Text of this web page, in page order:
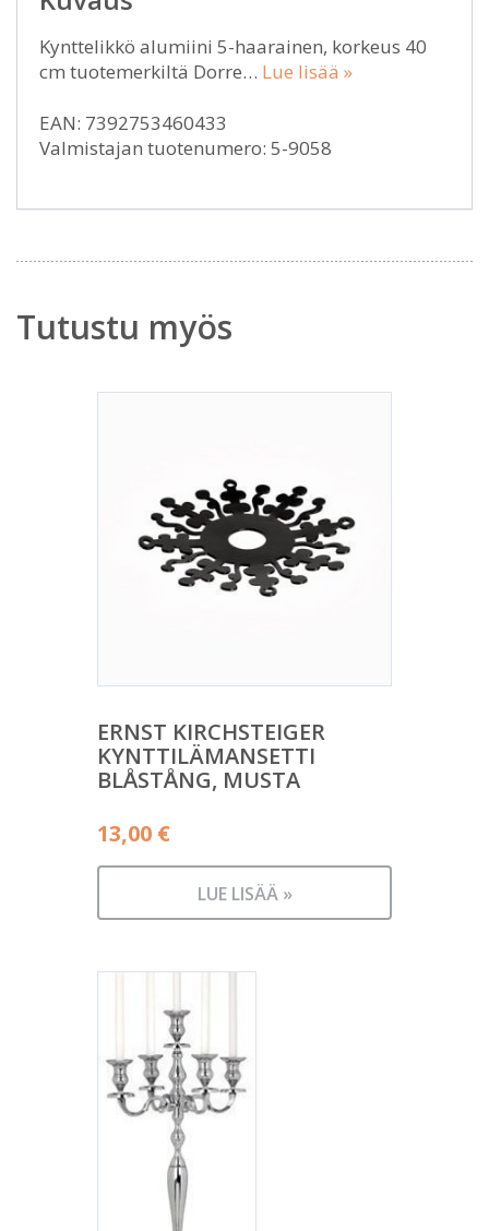
Kynttelikkö alumiini 5-haarainen, korkeus 40
cm tuotemerkiltä Dorre… Lue lisää »
EAN: 7392753460433
Valmistajan tuotenumero: 5-9058
Tutustu myös
ERNST KIRCHSTEIGER
KYNTTILÄMANSETTI
BLÅSTÅNG, MUSTA
13,00 €
LUE LISÄÄ »